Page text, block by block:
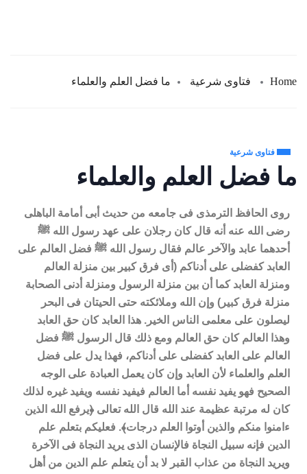
Home فتاوى شرعية ما فضل العلم والعلماء
فتاوى شرعية
ما فضل العلم والعلماء
روى الحافظ الترمذى فى جامعه من حديث أبى أمامة الباهلى
رضى الله عنه أنه قال كان رجلان على عهد رسول الله ﷺ
أحدهما عابد والآخر عالم فقال رسول الله ﷺ فضل العالم على
العابد كفضلى على أدناكم (أى فرق كبير بين منزلة العالم
ومنزلة العابد كما أن بين منزلة الرسول ومنزلة أدنى الصحابة
منزلة فرق كبير) وإن الله وملائكته حتى الحيتان فى البحر
ليصلون على معلمى الناس الخير. هذا العابد كان حق العابد
وهذا العالم كان حق العالم ومع ذلك قال الرسول ﷺ فضل
العالم على العابد كفضلى على أدناكم، فهذا يدل على فضل
العلم والعلماء لأن العابد وإن كان يعمل العبادة على الوجه
الصحيح فهو يفيد نفسه أما العالم فيفيد نفسه ويفيد غيره لذلك
كان له مرتبة عظيمة عند الله قال الله تعالى ﴿يرفع الله الذين
ءامنوا منكم والذين أوتوا العلم درجات﴾. فعليكم بتعلم علم
الدين فإنه سبيل النجاة فالإنسان الذى يريد النجاة فى الآخرة
ويريد النجاة من عذاب القبر لا بد أن يتعلم علم الدين من أهل